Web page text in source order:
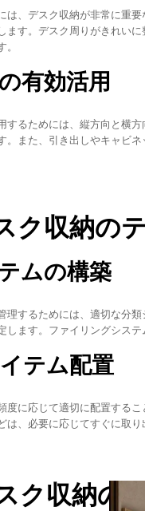
は、デスク収納が非常に重
ます。デスク周りがきれい
有効活用
するためには、縦方向と横
。また、引き出しやキャビ
ク収納の
ムの構築
理するためには、適切な分
します。ファイリングシス
テム配置
度に応じて適切に配置する
は、必要に応じてすぐに取り
ク収納の